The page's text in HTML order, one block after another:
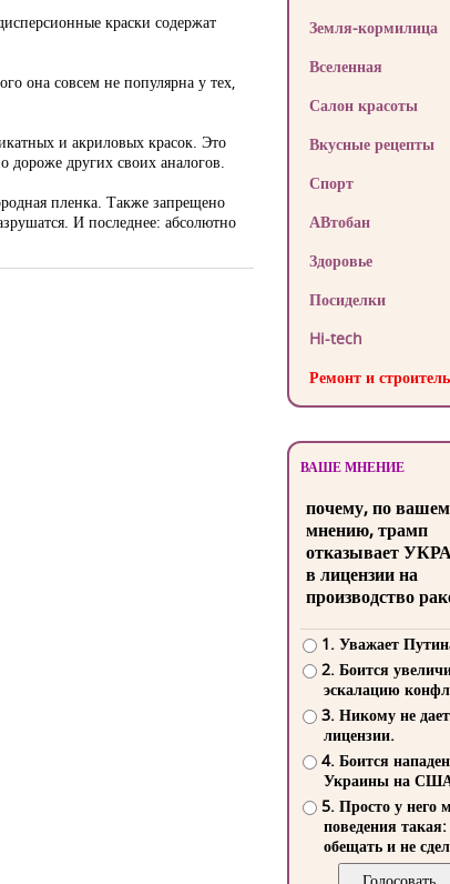
краски содержат
она совсем не популярна у тех,
и акриловых красок. Это
дороже других своих аналогов.
пленка. Также запрещено
И последнее: абсолютно
Земля-кормилица
Вселенная
Салон красоты
Вкусные рецепты
Спорт
АВтобан
Здоровье
Посиделки
Hi-tech
Ремонт и
ВАШЕ МНЕНИЕ
почему, по
мнению, трамп
отказывает
в лицензии на
производство
1. Уважает
2. Боится
эскалацию
3. Никому не
лицензии.
4. Боится
Украины на
5. Просто у него
поведения такая:
обещать и не